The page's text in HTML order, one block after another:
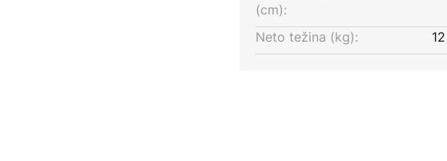
(cm):
Neto težina (kg): 12